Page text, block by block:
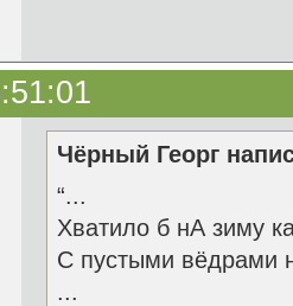
Чёрный Георг
“...
Хватило б нА зиму
С пустыми вёдрами
...